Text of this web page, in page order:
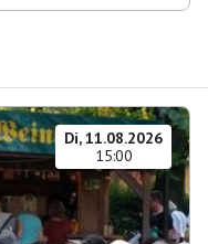
Di, 11.08.2026
15:00